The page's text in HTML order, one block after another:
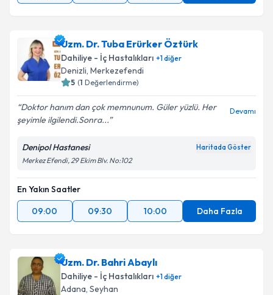
Uzm. Dr. Tuba Erürker Öztürk
Dahiliye - İç Hastalıkları +1diğer
Denizli, Merkezefendi
5 (1 Değerlendirme)
Doktor hanım dan çok memnunum. Güler yüzlü. Her
şeyimle ilgilendi.Sonra...
Devamı
Denipol Hastanesi Haritada Göster
Merkez Efendi, 29 Ekim Blv. No:102
En Yakın Saatler
09:00
09:30 10:00 Daha Fazla
Uzm. Dr. Bahri Abaylı
Dahiliye - İç Hastalıkları +1diğer
Adana, Seyhan